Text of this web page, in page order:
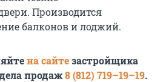
Производится
балконов и лоджий.
на сайтезастройщика
продаж8 (812) 719–19–19.